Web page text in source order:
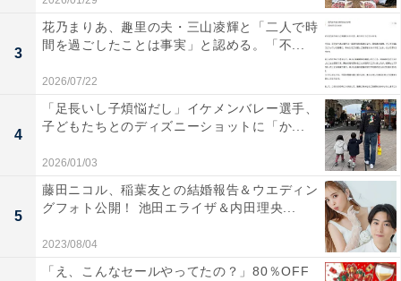
3
花乃まりあ、趣里の夫・三山凌輝と「二人で時
間を過ごしたことは事実」と認める。「不...
2026/07/22
4
「足長いし子煩悩だし」イケメンバレー選手、
子どもたちとのディズニーショットに「か...
2026/01/03
5
藤田ニコル、稲葉友との結婚報告＆ウエディン
グフォト公開！ 池田エライザ＆内田理央...
2023/08/04
「え、こんなセールやってたの？」80％OFF